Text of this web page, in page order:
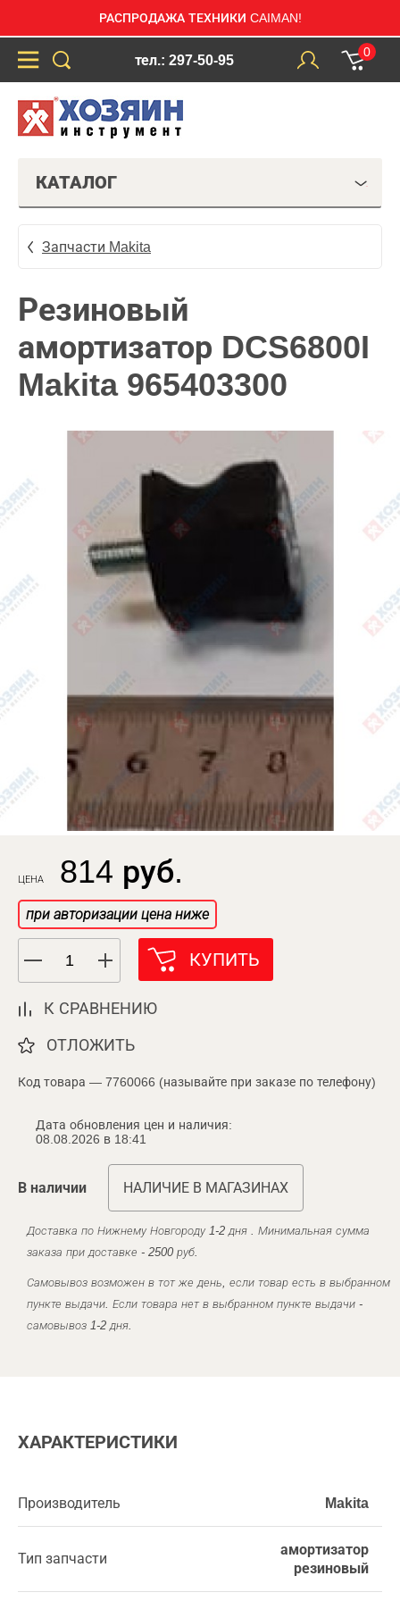
РАСПРОДАЖА ТЕХНИКИ CAIMAN!
тел.: 297-50-95
0
КАТАЛОГ
Запчасти Makita
Резиновый
амортизатор DCS6800I
Makita 965403300
ЦЕНА 814 руб.
при авторизации цена ниже
КУПИТЬ
К СРАВНЕНИЮ
ОТЛОЖИТЬ
Код товара — 7760066 (называйте при заказе по телефону)
Дата обновления цен и наличия:
08.08.2026 в 18:41
В наличии НАЛИЧИЕ В МАГАЗИНАХ
Доставка по Нижнему Новгороду 1-2 дня . Минимальная сумма
заказа при доставке - 2500 руб.
Самовывоз возможен в тот же день, если товар есть в выбранном
пункте выдачи. Если товара нет в выбранном пункте выдачи -
самовывоз 1-2 дня.
ХАРАКТЕРИСТИКИ
Производитель Makita
Тип запчасти
амортизатор
резиновый